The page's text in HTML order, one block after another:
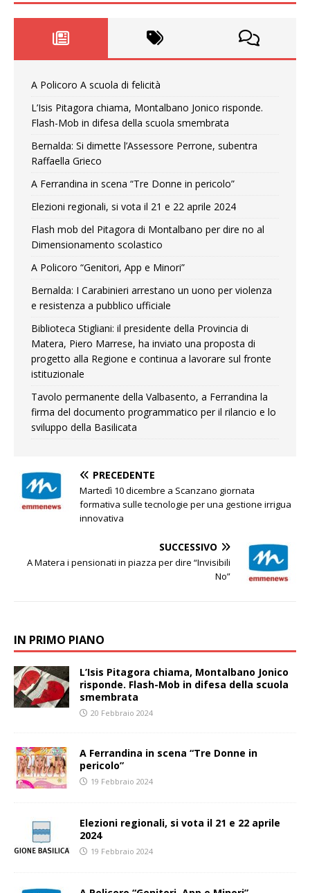
A Policoro A scuola di felicità
L’Isis Pitagora chiama, Montalbano Jonico risponde.
Flash-Mob in difesa della scuola smembrata
Bernalda: Si dimette l’Assessore Perrone, subentra
Raffaella Grieco
A Ferrandina in scena “Tre Donne in pericolo”
Elezioni regionali, si vota il 21 e 22 aprile 2024
Flash mob del Pitagora di Montalbano per dire no al
Dimensionamento scolastico
A Policoro “Genitori, App e Minori”
Bernalda: I Carabinieri arrestano un uono per violenza
e resistenza a pubblico ufficiale
Biblioteca Stigliani: il presidente della Provincia di
Matera, Piero Marrese, ha inviato una proposta di
progetto alla Regione e continua a lavorare sul fronte
istituzionale
Tavolo permanente della Valbasento, a Ferrandina la
firma del documento programmatico per il rilancio e lo
sviluppo della Basilicata
PRECEDENTE
Martedì 10 dicembre a Scanzano giornata
formativa sulle tecnologie per una gestione irrigua
innovativa
SUCCESSIVO
A Matera i pensionati in piazza per dire “Invisibili
No”
IN PRIMO PIANO
L’Isis Pitagora chiama, Montalbano Jonico
risponde. Flash-Mob in difesa della scuola
smembrata
20 Febbraio 2024
A Ferrandina in scena “Tre Donne in
pericolo”
19 Febbraio 2024
Elezioni regionali, si vota il 21 e 22 aprile
2024
19 Febbraio 2024